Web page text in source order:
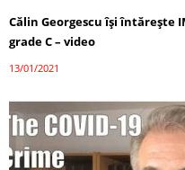
Călin Georgescu își întărește
grade C – video
13/01/2021